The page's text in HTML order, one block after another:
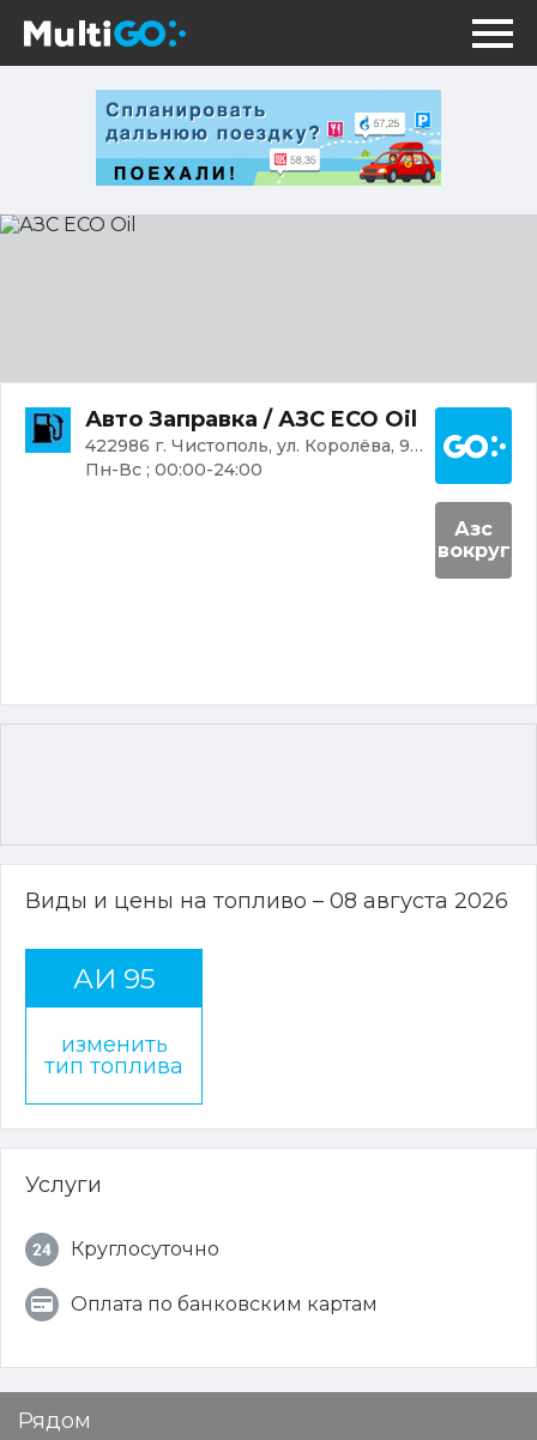
АЗС
Авто Заправка / АЗС ECO Oil
422986 г. Чистополь, ул. Королёва, 9И
Пн-Вс ; 00:00-24:00
Азс
вокруг
Виды и цены на топливо – 08 августа 2026
АИ 95
изменить
тип топлива
Услуги
Круглосуточно
Оплата по банковским картам
Рядом